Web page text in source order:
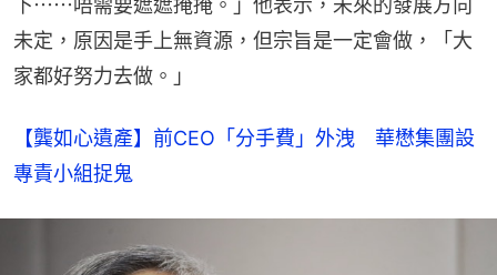
未定，原因是手上無資源，但宗旨是一定會做，「大
家都好努力去做。」
【龔如心遺產】前CEO「分手費」外洩　華懋集團設
專責小組捉鬼